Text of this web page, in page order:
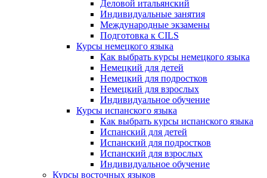
Деловой итальянский
Индивидуальные занятия
Международные экзамены
Подготовка к CILS
Курсы немецкого языка
Как выбрать курсы немецкого языка
Немецкий для детей
Немецкий для подростков
Немецкий для взрослых
Индивидуальное обучение
Курсы испанского языка
Как выбрать курсы испанского языка
Испанский для детей
Испанский для подростков
Испанский для взрослых
Индивидуальное обучение
Курсы восточных языков